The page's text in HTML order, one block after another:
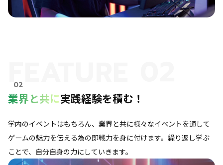
FEATURE 02
02
業界と共に実践経験を積む！
学内のイベントはもちろん、業界と共に様々なイベントを通して
ゲームの魅力を伝える為の即戦力を身に付けます。繰り返し学ぶ
ことで、自分自身の力にしていきます。